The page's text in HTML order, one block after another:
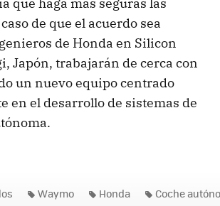
de que el acuerdo sea
de Honda en Silicon
Japón, trabajarán de cerca con
un nuevo equipo centrado
en el desarrollo de sistemas de
Waymo Honda Coche